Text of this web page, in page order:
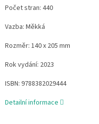
Počet stran: 440
Vazba: Měkká
Rozměr: 140 x 205 mm
Rok vydání: 2023
ISBN: 9788382029444
Detailní informace